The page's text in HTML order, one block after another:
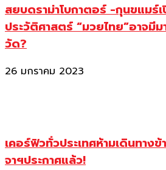
สยบดราม่าโบกาตอร์ -กุนขแมร์
ประวัติศาสตร์ “มวยไทย”อาจมี
วัด?
26 มกราคม 2023
เคอร์ฟิวทั่วประเทศห้ามเดินทาง
จาฯประกาศแล้ว!